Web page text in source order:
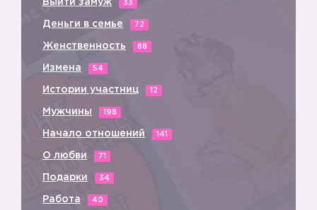
Выйти замуж 33
Деньги в семье 72
Женственность 88
Измена 54
Истории участниц 12
Мужчины 198
Начало отношений 141
О любви 71
Подарки 34
Работа 40